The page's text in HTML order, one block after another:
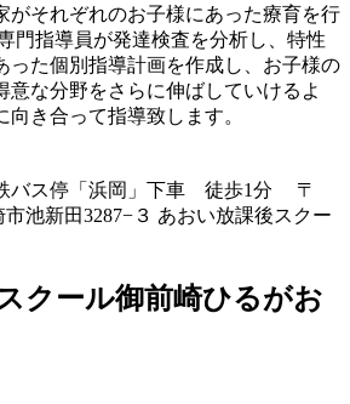
がそれぞれのお子様にあった療育を行
門指導員が発達検査を分析し、特性
った個別指導計画を作成し、お子様の
意な分野をさらに伸ばしていけるよ
向き合って指導致します。
バス停「浜岡」下車 徒歩1分 〒
市池新田3287−３ あおい放課後スクー
クール御前崎ひるがお